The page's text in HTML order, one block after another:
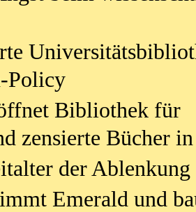
Policy
Bibliothek für
zensierte Bücher
der Ablenkung
Emerald und